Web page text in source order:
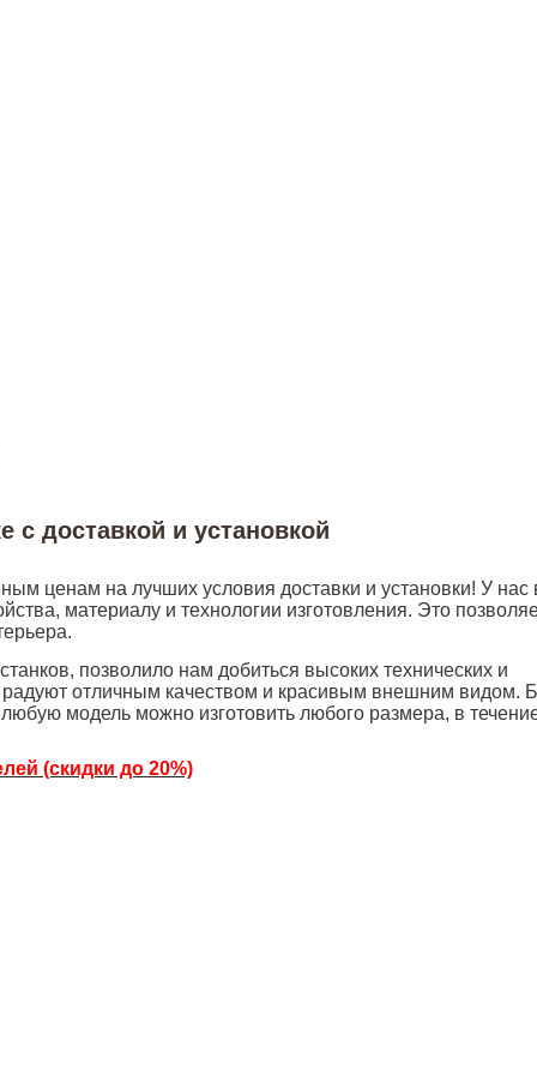
с доставкой и установкой
ценам на лучших условия доставки и установки! У
материалу и технологии изготовления. Это
позволило нам добиться высоких технических и
радуют отличным качеством и красивым внешним видом.
модель можно изготовить любого размера, в
(скидки до 20%)